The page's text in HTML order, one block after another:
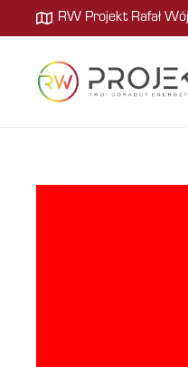
RW Projekt Rafał